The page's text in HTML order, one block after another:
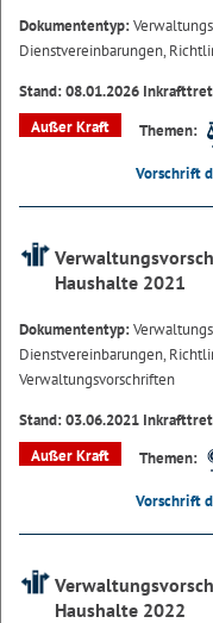
Dokumententyp:
Dienstvereinbarungen,
Stand: 08.01.2026
Außer Kraft
Themen:
Vorschrift
Haushalte 2021
Dokumententyp:
Dienstvereinbarungen,
Verwaltungsvorschriften
Stand: 03.06.2021
Außer Kraft
Themen:
Vorschrift
Haushalte 2022